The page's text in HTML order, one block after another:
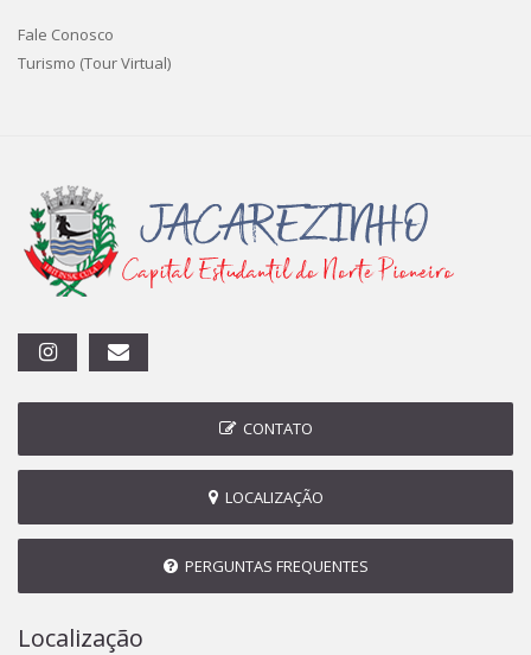
Fale Conosco
Turismo (Tour Virtual)
CONTATO
LOCALIZAÇÃO
PERGUNTAS FREQUENTES
Localização